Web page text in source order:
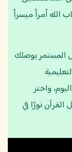
الله أمراً ميسراً
المستمر يوصلك
واختر
نورًا في